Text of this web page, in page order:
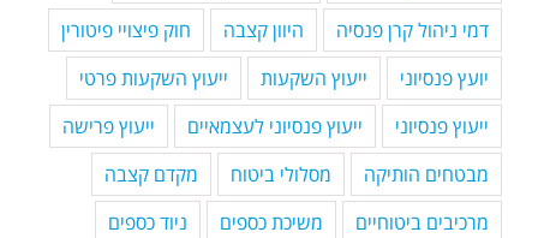
דמי ניהול קרן פנסיה
היוון קצבה
חוק פיצויי פיטורין
יועץ פנסיוני
ייעוץ השקעות
ייעוץ השקעות פרטי
ייעוץ פנסיוני
ייעוץ פנסיוני לעצמאיים
ייעוץ פרישה
מבטחים הותיקה
מסלולי ביטוח
מקדם קצבה
מרכיבים ביטוחיים
משיכת כספים
ניוד כספים